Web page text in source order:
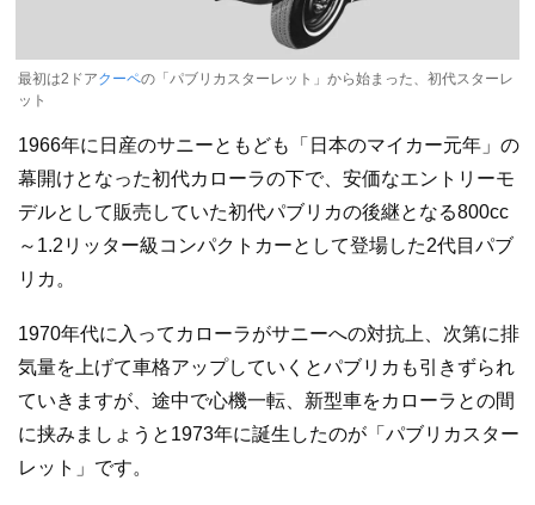
最初は2ドアクーペの「パブリカスターレット」から始まった、初代スターレ
ット
1966年に日産のサニーともども「日本のマイカー元年」の
幕開けとなった初代カローラの下で、安価なエントリーモ
デルとして販売していた初代パブリカの後継となる800cc
～1.2リッター級コンパクトカーとして登場した2代目パブ
リカ。
1970年代に入ってカローラがサニーへの対抗上、次第に排
気量を上げて車格アップしていくとパブリカも引きずられ
ていきますが、途中で心機一転、新型車をカローラとの間
に挟みましょうと1973年に誕生したのが「パブリカスター
レット」です。